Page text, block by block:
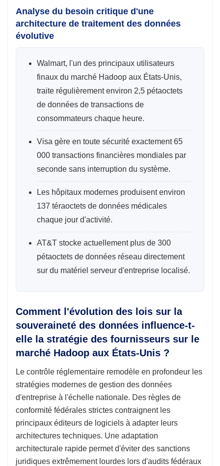
Analyse du besoin critique d'une
architecture de traitement des données
évolutive
Walmart, l'un des principaux utilisateurs
finaux du marché Hadoop aux États-Unis,
traite régulièrement environ 2,5 pétaoctets
de données de transactions de
consommateurs chaque heure.
Visa gère en toute sécurité exactement 65
000 transactions financières mondiales par
seconde sans interruption du système.
Les hôpitaux modernes produisent environ
137 téraoctets de données médicales
chaque jour d'activité.
AT&T stocke actuellement plus de 300
pétaoctets de données réseau directement
sur du matériel serveur d'entreprise localisé.
Comment l'évolution des lois sur la
souveraineté des données influence-t-
elle la stratégie des fournisseurs sur le
marché Hadoop aux États-Unis ?
Le contrôle réglementaire remodèle en profondeur les
stratégies modernes de gestion des données
d'entreprise à l'échelle nationale. Des règles de
conformité fédérales strictes contraignent les
principaux éditeurs de logiciels à adapter leurs
architectures techniques. Une adaptation
architecturale rapide permet d'éviter des sanctions
juridiques extrêmement lourdes lors d'audits fédéraux